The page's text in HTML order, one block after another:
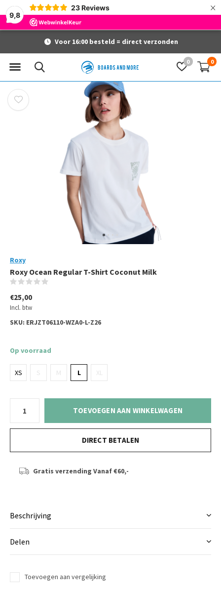
9,8
23 Reviews ×
0 0
Voor 16:00 besteld = direct verzonden
Roxy
Roxy Ocean Regular T-Shirt Coconut Milk
€25,00
Incl. btw
SKU: ERJZT06110-WZA0-L-Z26
Op voorraad
XS S M L XL
TOEVOEGEN AAN WINKELWAGEN
DIRECT BETALEN
Gratis verzending Vanaf €60,-
Beschrijving
Delen
Toevoegen aan vergelijking